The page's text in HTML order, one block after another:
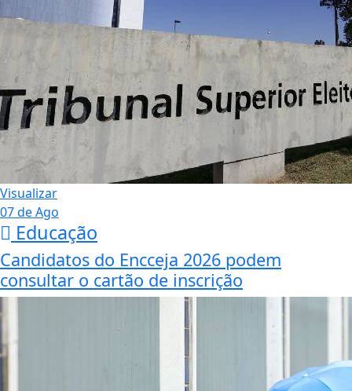
Visualizar
07 de Ago
Educação
Candidatos do Encceja 2026 podem
consultar o cartão de inscrição